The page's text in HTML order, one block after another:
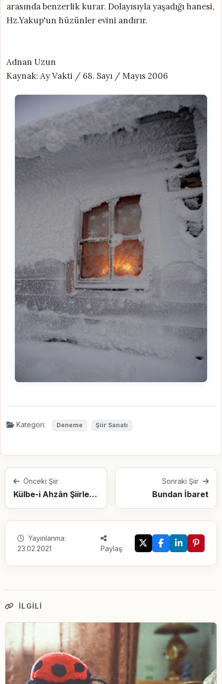
arasında benzerlik kurar. Dolayısıyla yaşadığı hanesi,
Hz.Yakup'un hüzünler evini andırır.
Adnan Uzun
Kaynak: Ay Vakti / 68. Sayı / Mayıs 2006
Kategori: Deneme Şiir Sanatı
Önceki Şiir
Külbe-i Ahzân Şiirleri Bercestem
Sonraki Şiir
Bundan İbaret
Yayınlanma:
23.02.2021
Paylaş:
İLGILI